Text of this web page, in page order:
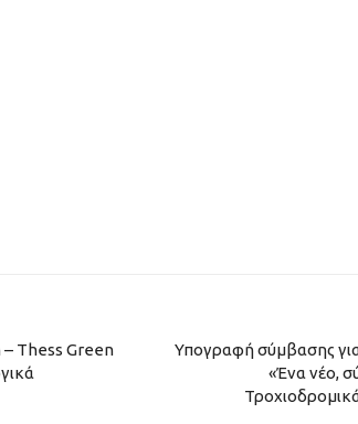
– Thess Green
Υπογραφή σύμβασης
«Ένα νέο,